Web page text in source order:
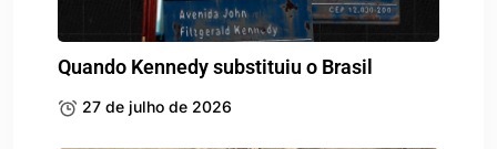
Quando Kennedy substituiu o Brasil
27 de julho de 2026